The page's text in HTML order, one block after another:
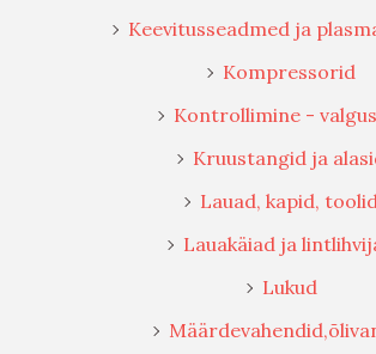
Keevitusseadmed ja
Kompressorid
Kontrollimine -
Kruustangid ja
Lauad, kapid,
Lauakäiad ja
Lukud